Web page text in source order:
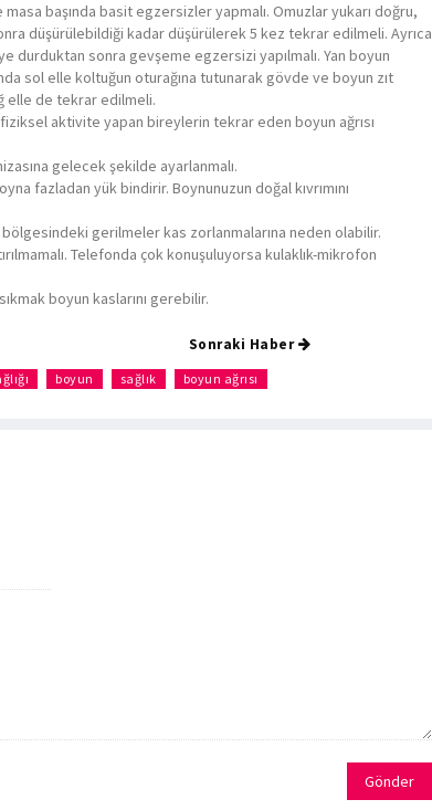
masa başında basit egzersizler yapmalı. Omuzlar yukarı doğru,
düşürülebildiği kadar düşürülerek 5 kez tekrar edilmeli. Ayrıca
sonra gevşeme egzersizi yapılmalı. Yan boyun
sol elle koltuğun oturağına tutunarak gövde ve boyun zıt
elle de tekrar edilmeli.
aktivite yapan bireylerin tekrar eden boyun ağrısı
gelecek şekilde ayarlanmalı.
fazladan yük bindirir. Boynunuzun doğal kıvrımını
gerilmeler kas zorlanmalarına neden olabilir.
Telefonda çok konuşuluyorsa kulaklık-mikrofon
boyun kaslarını gerebilir.
Sonraki Haber
boyun sağlık boyun ağrısı
Gönder